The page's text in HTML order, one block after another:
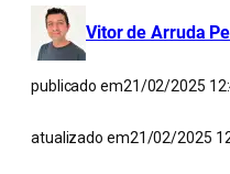
Vitor de Arruda
publicado em21/02/2025
atualizado em21/02/2025